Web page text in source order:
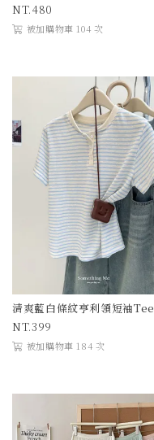
480
被加購物車 104 次
清爽藍白條紋亨利領短袖Tee
399
被加購物車 184 次